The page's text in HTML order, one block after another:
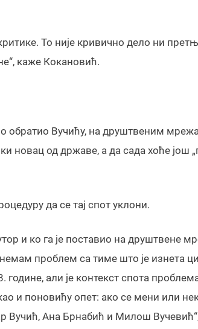
То није кривично дело ни
каже Кокановић.
обратио Вучићу, на друштвеним
новац од државе, а да сада хоће још
да се тај спот уклони.
и ко га је поставио на друштвене
проблем са тиме што је изнета
али је контекст спота
и поновићу опет: ако се мени или
Вучић, Ана Брнабић и Милош